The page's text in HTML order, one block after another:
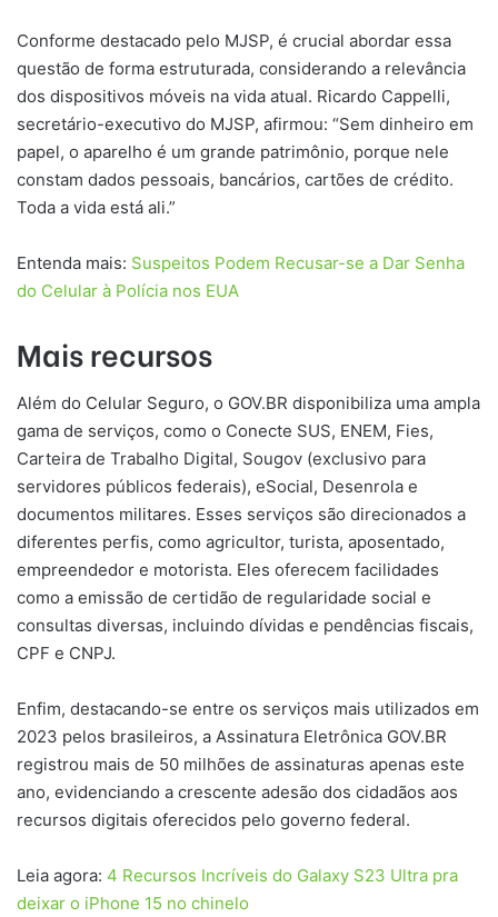
Conforme destacado pelo MJSP, é crucial abordar essa
questão de forma estruturada, considerando a relevância
dos dispositivos móveis na vida atual. Ricardo Cappelli,
secretário-executivo do MJSP, afirmou: “Sem dinheiro em
papel, o aparelho é um grande patrimônio, porque nele
constam dados pessoais, bancários, cartões de crédito.
Toda a vida está ali.”
Entenda mais: Suspeitos Podem Recusar-se a Dar Senha
do Celular à Polícia nos EUA
Mais recursos
Além do Celular Seguro, o GOV.BR disponibiliza uma ampla
gama de serviços, como o Conecte SUS, ENEM, Fies,
Carteira de Trabalho Digital, Sougov (exclusivo para
servidores públicos federais), eSocial, Desenrola e
documentos militares. Esses serviços são direcionados a
diferentes perfis, como agricultor, turista, aposentado,
empreendedor e motorista. Eles oferecem facilidades
como a emissão de certidão de regularidade social e
consultas diversas, incluindo dívidas e pendências fiscais,
CPF e CNPJ.
Enfim, destacando-se entre os serviços mais utilizados em
2023 pelos brasileiros, a Assinatura Eletrônica GOV.BR
registrou mais de 50 milhões de assinaturas apenas este
ano, evidenciando a crescente adesão dos cidadãos aos
recursos digitais oferecidos pelo governo federal.
Leia agora: 4 Recursos Incríveis do Galaxy S23 Ultra pra
deixar o iPhone 15 no chinelo